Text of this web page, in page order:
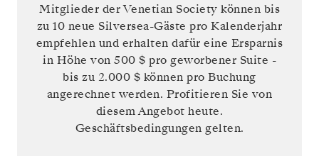
Mitglieder der Venetian Society können bis
zu 10 neue Silversea-Gäste pro Kalenderjahr
empfehlen und erhalten dafür eine Ersparnis
in Höhe von 500 $ pro geworbener Suite -
bis zu 2.000 $ können pro Buchung
angerechnet werden. Profitieren Sie von
diesem Angebot heute.
Geschäftsbedingungen gelten.